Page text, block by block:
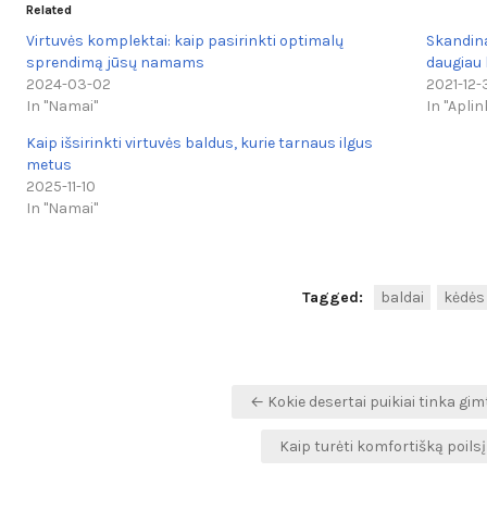
Related
Virtuvės komplektai: kaip pasirinkti optimalų
sprendimą jūsų namams
2024-03-02
In "Namai"
daugiau
2021-12-
In
Kaip išsirinkti virtuvės baldus, kurie tarnaus ilgus
metus
2025-11-10
In "Namai"
Tagged: baldai kėdės
← Kokie desertai puikiai tinka
Kaip turėti komfortišką